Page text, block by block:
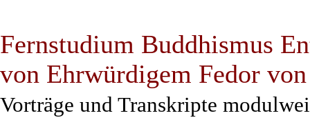
Fernstudium Buddhismus
von Ehrwürdigem Fedor
Vorträge und Transkripte